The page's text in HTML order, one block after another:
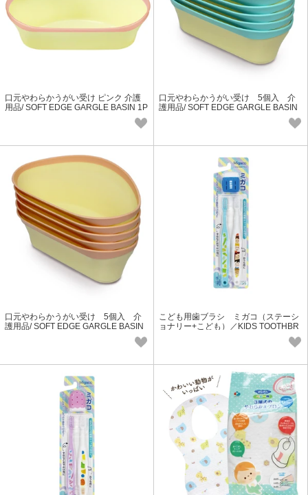
口元やわらかうがい受け ピンク 介護
用品/ SOFT EDGE GARGLE BASIN 1P
口元やわらかうがい受け 5個入 介
護用品/ SOFT EDGE GARGLE BASIN
口元やわらかうがい受け 5個入 介
護用品/ SOFT EDGE GARGLE BASIN
こども用歯ブラシ ミガコ（ステーシ
ョナリー+こども）／KIDS TOOTHBR